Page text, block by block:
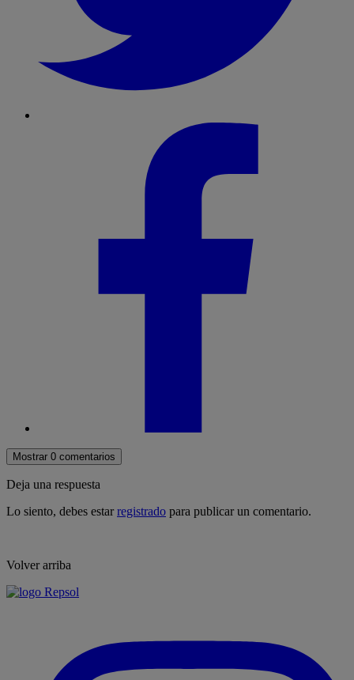
Mostrar 0 comentarios
Deja una respuesta
Lo siento, debes estarregistrado para publicar un comentario.
Volver arriba